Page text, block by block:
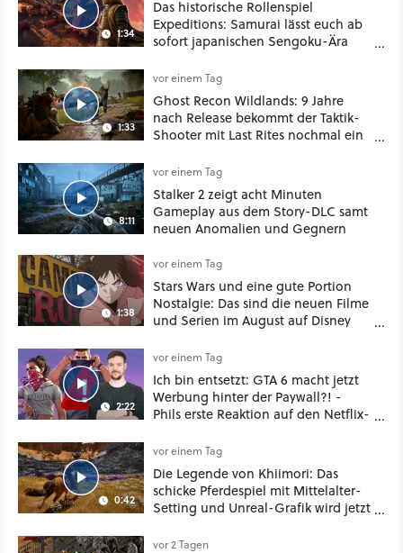
1:34
Das historische Rollenspiel
Expeditions: Samurai lässt euch ab
sofort japanischen Sengoku-Ära
oder Diplomatie
1:33
vor einem Tag
Ghost Recon Wildlands: 9 Jahre
nach Release bekommt der Taktik-
Shooter mit Last Rites nochmal ein
8:11
vor einem Tag
Stalker 2 zeigt acht Minuten
Gameplay aus dem Story-DLC samt
neuen Anomalien und Gegnern
1:38
vor einem Tag
Stars Wars und eine gute Portion
Nostalgie: Das sind die neuen Filme
und Serien im August auf Disney
2:22
vor einem Tag
Ich bin entsetzt: GTA 6 macht jetzt
Werbung hinter der Paywall?! -
Phils erste Reaktion auf den Netflix-
0:42
vor einem Tag
Die Legende von Khiimori: Das
schicke Pferdespiel mit Mittelalter-
Setting und Unreal-Grafik wird jetzt
vor 2 Tagen